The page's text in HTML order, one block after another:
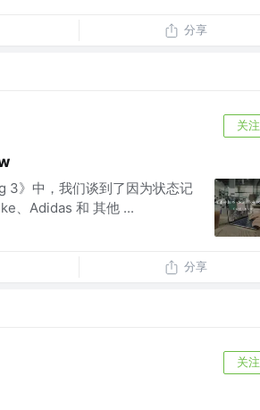
分享
关注
》中，我们谈到了因为状态记
、Adidas 和 其他 ...
分享
关注